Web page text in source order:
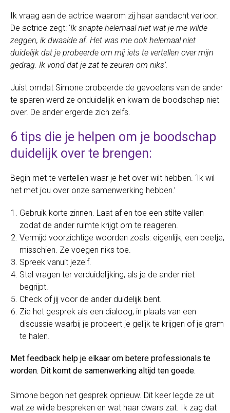
Ik vraag aan de actrice waarom zij haar aandacht verloor.
De actrice zegt: ‘Ik snapte helemaal niet wat je me wilde
zeggen, ik dwaalde af. Het was me ook helemaal niet
duidelijk dat je probeerde om mij iets te vertellen over mijn
gedrag. Ik vond dat je zat te zeuren om niks’.
Juist omdat Simone probeerde de gevoelens van de ander
te sparen werd ze onduidelijk en kwam de boodschap niet
over. De ander ergerde zich zelfs.
6 tips die je helpen om je boodschap
duidelijk over te brengen:
Begin met te vertellen waar je het over wilt hebben. ‘Ik wil
het met jou over onze samenwerking hebben.’
Gebruik korte zinnen. Laat af en toe een stilte vallen
zodat de ander ruimte krijgt om te reageren.
Vermijd voorzichtige woorden zoals: eigenlijk, een beetje,
misschien. Ze voegen niks toe.
Spreek vanuit jezelf.
Stel vragen ter verduidelijking, als je de ander niet
begrijpt.
Check of jij voor de ander duidelijk bent.
Zie het gesprek als een dialoog, in plaats van een
discussie waarbij je probeert je gelijk te krijgen of je gram
te halen.
Met feedback help je elkaar om betere professionals te
worden. Dit komt de samenwerking altijd ten goede.
Simone begon het gesprek opnieuw. Dit keer legde ze uit
wat ze wilde bespreken en wat haar dwars zat. Ik zag dat